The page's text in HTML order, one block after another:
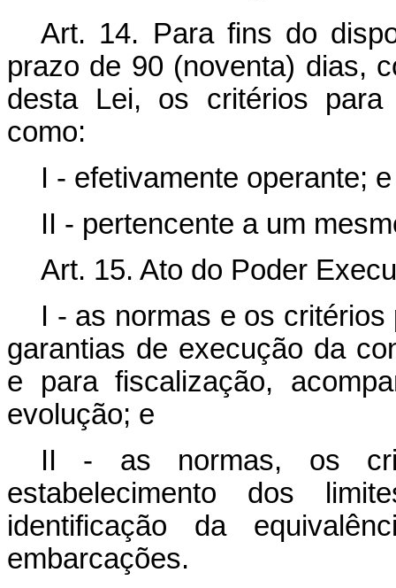
Art. 14. Para fins do
prazo de 90 (noventa) dias,
desta Lei, os critérios para
como:
I - efetivamente operante; e
II - pertencente a um
Art. 15. Ato do Poder
I - as normas e os
garantias de execução da
e para fiscalização,
evolução; e
II - as normas, os
estabelecimento dos
identificação da
embarcações.